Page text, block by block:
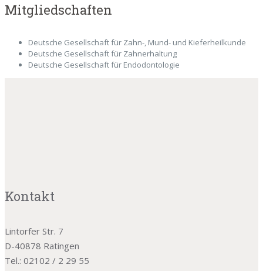
Mitgliedschaften
Deutsche Gesellschaft für Zahn-, Mund- und Kieferheilkunde
Deutsche Gesellschaft für Zahnerhaltung
Deutsche Gesellschaft für Endodontologie
Kontakt
Lintorfer Str. 7
D-40878 Ratingen
Tel.: 02102 / 2 29 55